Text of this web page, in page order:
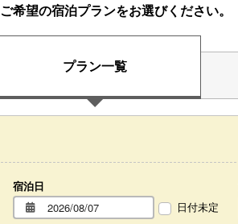
ご希望の宿泊プランをお選びください。
プラン一覧
宿泊日
日付未定